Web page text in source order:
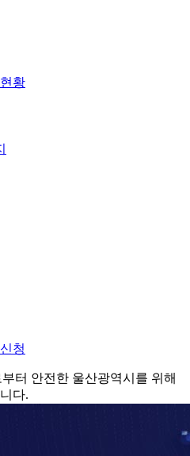
황
청
터 안전한 울산광역시를 위해
다.